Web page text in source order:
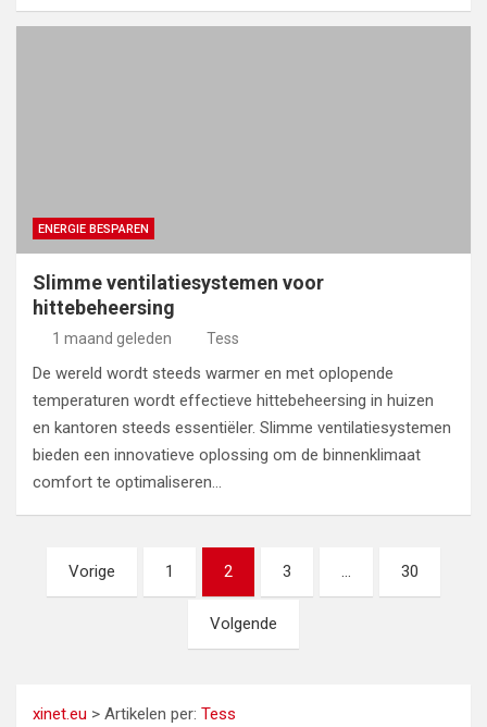
ENERGIE BESPAREN
Slimme ventilatiesystemen voor
hittebeheersing
1 maand geleden Tess
De wereld wordt steeds warmer en met oplopende
temperaturen wordt effectieve hittebeheersing in huizen
en kantoren steeds essentiëler. Slimme ventilatiesystemen
bieden een innovatieve oplossing om de binnenklimaat
comfort te optimaliseren…
Berichten
paginering
Vorige 1 2 3 … 30
Volgende
xinet.eu > Artikelen per: Tess